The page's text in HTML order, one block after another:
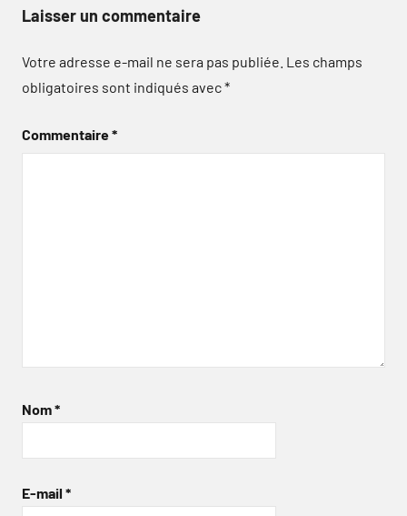
Laisser un commentaire
Votre adresse e-mail ne sera pas publiée. Les champs
obligatoires sont indiqués avec*
Commentaire*
Nom*
E-mail *